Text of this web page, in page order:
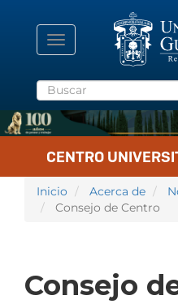
contenido
principal
Toggle
navigation
Buscar
CENTRO
Inicio Acerca de
Consejo de Centro
Consejo